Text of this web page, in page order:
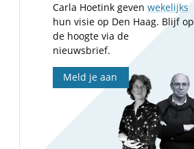
Carla Hoetink gevenwekelijks
hun visie op Den Haag. Blijf op
de hoogte via de
nieuwsbrief.
Meld je aan